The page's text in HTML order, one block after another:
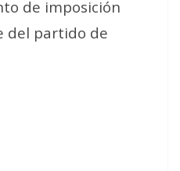
de imposición
del partido de